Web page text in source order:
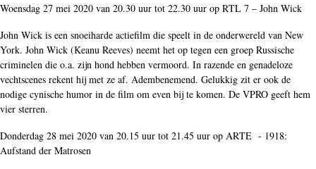
Woensdag 27 mei 2020 van 20.30 uur tot 22.30 uur op RTL 7 – John Wick
John Wick is een snoeiharde actiefilm die speelt in de onderwereld van New
York. John Wick (Keanu Reeves) neemt het op tegen een groep Russische
criminelen die o.a. zijn hond hebben vermoord. In razende en genadeloze
vechtscenes rekent hij met ze af. Adembenemend. Gelukkig zit er ook de
nodige cynische humor in de film om even bij te komen. De VPRO geeft hem
vier sterren.
Donderdag 28 mei 2020 van 20.15 uur tot 21.45 uur op ARTE - 1918:
Aufstand der Matrosen